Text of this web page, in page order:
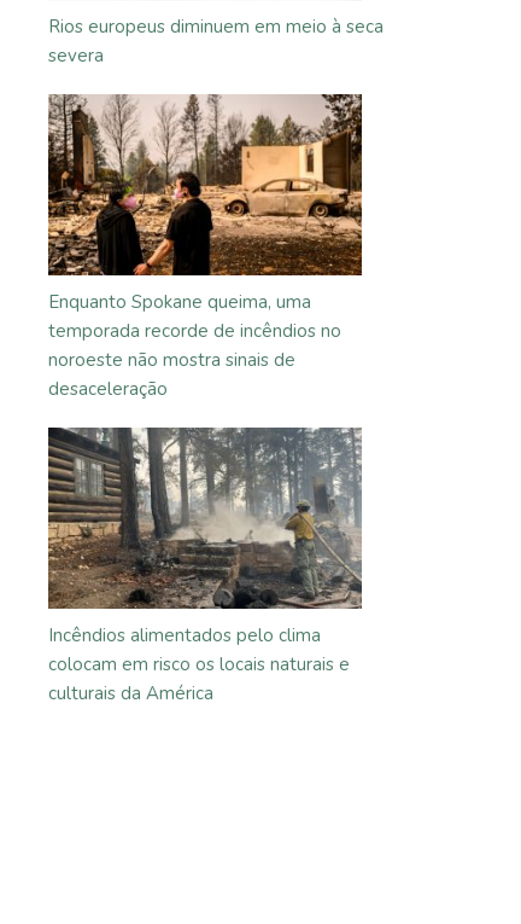
Rios europeus diminuem em meio à seca
severa
Enquanto Spokane queima, uma
temporada recorde de incêndios no
noroeste não mostra sinais de
desaceleração
Incêndios alimentados pelo clima
colocam em risco os locais naturais e
culturais da América